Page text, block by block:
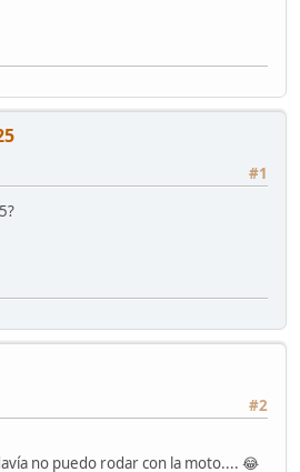
#1
#2
no puedo rodar con la moto.... 😂